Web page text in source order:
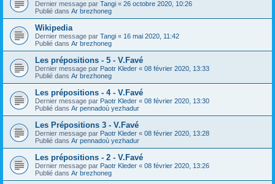
Dernier message par Tangi « 26 octobre 2020, 10:26
Publié dans Ar brezhoneg
Wikipedia
Dernier message par Tangi « 16 mai 2020, 11:42
Publié dans Ar brezhoneg
Les prépositions - 5 - V.Favé
Dernier message par Paotr Kleder « 08 février 2020, 13:33
Publié dans Ar brezhoneg
Les prépositions - 4 - V.Favé
Dernier message par Paotr Kleder « 08 février 2020, 13:30
Publié dans Ar pennadoù yezhadur
Les Prépositions 3 - V.Favé
Dernier message par Paotr Kleder « 08 février 2020, 13:28
Publié dans Ar pennadoù yezhadur
Les prépositions - 2 - V.Favé
Dernier message par Paotr Kleder « 08 février 2020, 13:26
Publié dans Ar brezhoneg